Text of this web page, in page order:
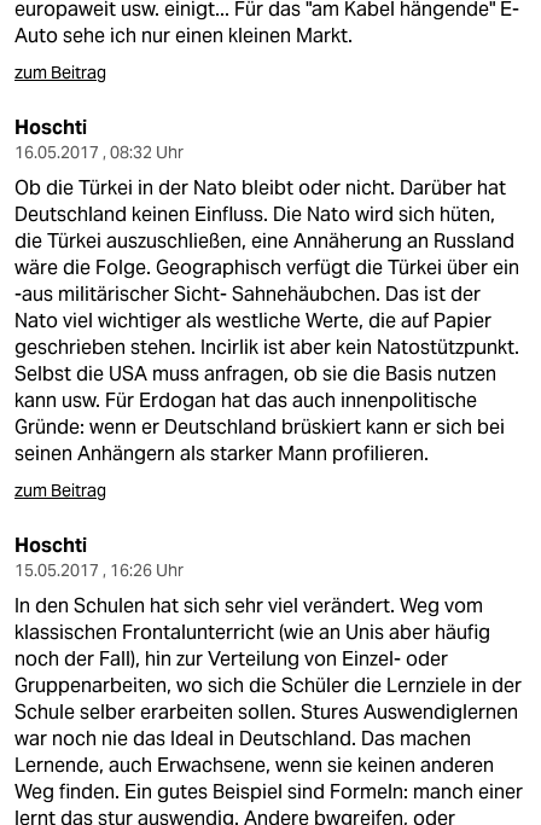
europaweit usw. einigt... Für das "am Kabel hängende" E-
Auto sehe ich nur einen kleinen Markt.
zum Beitrag
Hoschti
16.05.2017 , 08:32 Uhr
Ob die Türkei in der Nato bleibt oder nicht. Darüber hat
Deutschland keinen Einfluss. Die Nato wird sich hüten,
die Türkei auszuschließen, eine Annäherung an Russland
wäre die Folge. Geographisch verfügt die Türkei über ein
-aus militärischer Sicht- Sahnehäubchen. Das ist der
Nato viel wichtiger als westliche Werte, die auf Papier
geschrieben stehen. Incirlik ist aber kein Natostützpunkt.
Selbst die USA muss anfragen, ob sie die Basis nutzen
kann usw. Für Erdogan hat das auch innenpolitische
Gründe: wenn er Deutschland brüskiert kann er sich bei
seinen Anhängern als starker Mann profilieren.
zum Beitrag
Hoschti
15.05.2017 , 16:26 Uhr
In den Schulen hat sich sehr viel verändert. Weg vom
klassischen Frontalunterricht (wie an Unis aber häufig
noch der Fall), hin zur Verteilung von Einzel- oder
Gruppenarbeiten, wo sich die Schüler die Lernziele in der
Schule selber erarbeiten sollen. Stures Auswendiglernen
war noch nie das Ideal in Deutschland. Das machen
Lernende, auch Erwachsene, wenn sie keinen anderen
Weg finden. Ein gutes Beispiel sind Formeln: manch einer
lernt das stur auswendig. Andere bwgreifen, oder